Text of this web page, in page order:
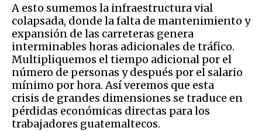
A esto sumemos la infraestructura vial
colapsada, donde la falta de mantenimiento y
expansión de las carreteras genera
interminables horas adicionales de tráfico.
Multipliquemos el tiempo adicional por el
número de personas y después por el salario
mínimo por hora. Así veremos que esta
crisis de grandes dimensiones se traduce en
pérdidas económicas directas para los
trabajadores guatemaltecos.